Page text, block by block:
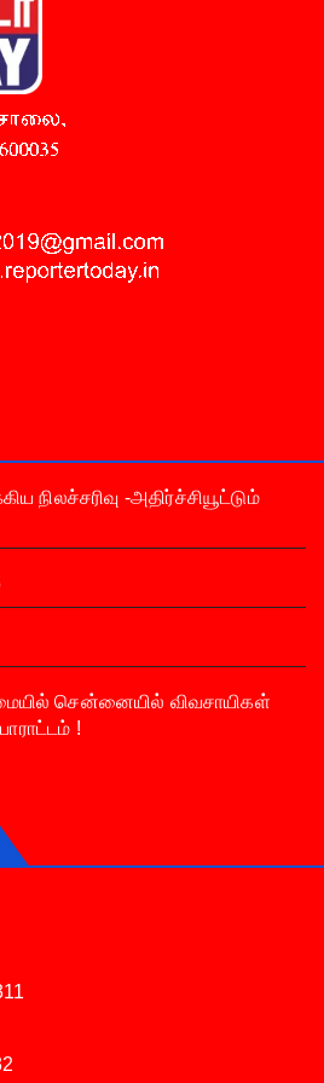
நிலச்சரிவு -அதிர்ச்சியூட்டும்
சென்னையில் விவசாயிகள்
!